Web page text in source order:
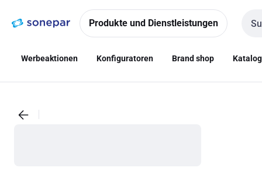
NavigationInhalt
Produkte und Dienstleistungen
Werbeaktionen Konfiguratoren Brand shop